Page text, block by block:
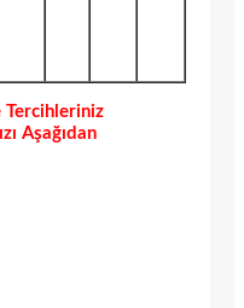
Tercihleriniz
Aşağıdan